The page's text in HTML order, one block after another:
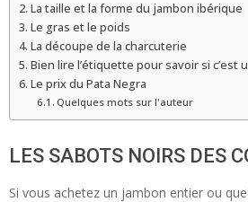
La taille et la forme du jambon ibérique
Le gras et le poids
La découpe de la charcuterie
Bien lire l’étiquette pour savoir si c’est
Le prix du Pata Negra
Quelques mots sur l'auteur
LES SABOTS NOIRS DES
Si vous achetez un jambon entier ou